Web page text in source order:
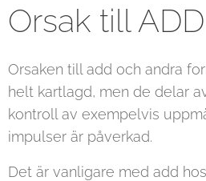
Orsak till ADD
Orsaken till add och andra
helt kartlagd, men de delar
kontroll av exempelvis
impulser är påverkad.
Det är vanligare med add